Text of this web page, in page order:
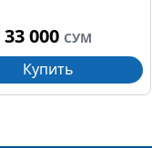
33 000 СУМ
Купить